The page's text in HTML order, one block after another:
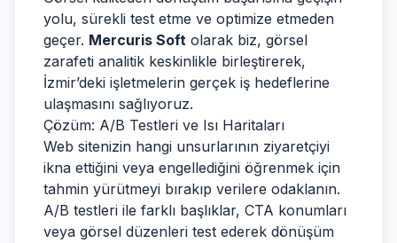
yolu, sürekli test etme ve optimize etmeden
geçer. Mercuris Soft olarak biz, görsel
zarafeti analitik keskinlikle birleştirerek,
İzmir’deki işletmelerin gerçek iş hedeflerine
ulaşmasını sağlıyoruz.
Çözüm: A/B Testleri ve Isı Haritaları
Web sitenizin hangi unsurlarının ziyaretçiyi
ikna ettiğini veya engellediğini öğrenmek için
tahmin yürütmeyi bırakıp verilere odaklanın.
A/B testleri ile farklı başlıklar, CTA konumları
veya görsel düzenleri test ederek dönüşüm